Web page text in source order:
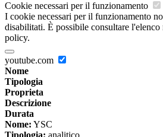
Cookie necessari per il funzionamento
I cookie necessari per il funzionamento
disabilitati. È possibile consultare
policy.
youtube.com
Nome
Tipologia
Proprieta
Descrizione
Durata
Nome: YSC
Tipologia: analitico